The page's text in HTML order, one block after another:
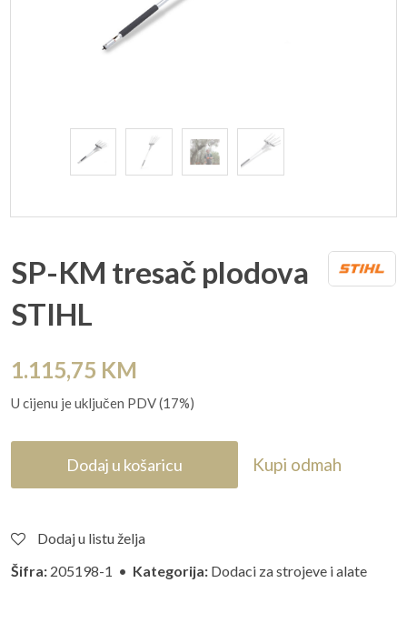
SP-KM tresač plodova
STIHL
1.115,75 KM
U cijenu je uključen PDV (17%)
Dodaj u košaricu Kupi odmah
Dodaj u listu želja
Šifra: 205198-1 • Kategorija: Dodaci za strojeve i alate